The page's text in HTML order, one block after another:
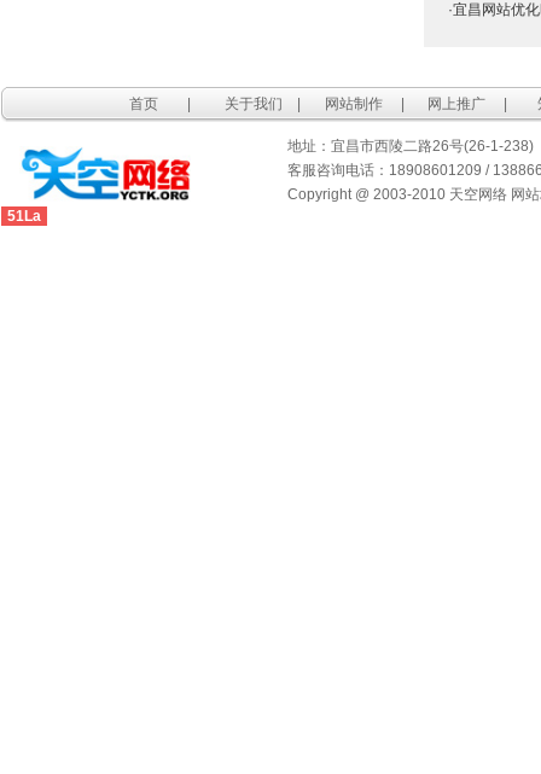
·宜昌网站优
首页 关于我们 网站制作 网上推广
地址：宜昌市西陵二路26号(26-1-238)
客服咨询电话：18908601209 /
Copyright @ 2003-2010 天空网络 网
51La